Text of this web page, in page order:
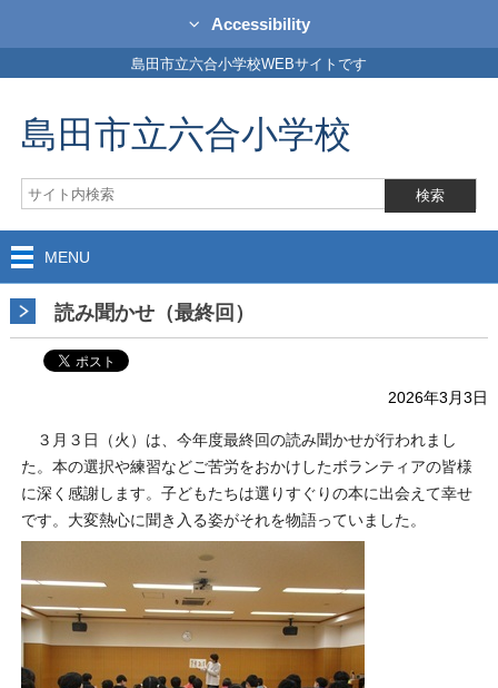
Accessibility
島田市立六合小学校WEBサイトです
島田市立六合小学校
MENU
読み聞かせ（最終回）
2026年3月3日
３月３日（火）は、今年度最終回の読み聞かせが行われまし
た。本の選択や練習などご苦労をおかけしたボランティアの皆様
に深く感謝します。子どもたちは選りすぐりの本に出会えて幸せ
です。大変熱心に聞き入る姿がそれを物語っていました。